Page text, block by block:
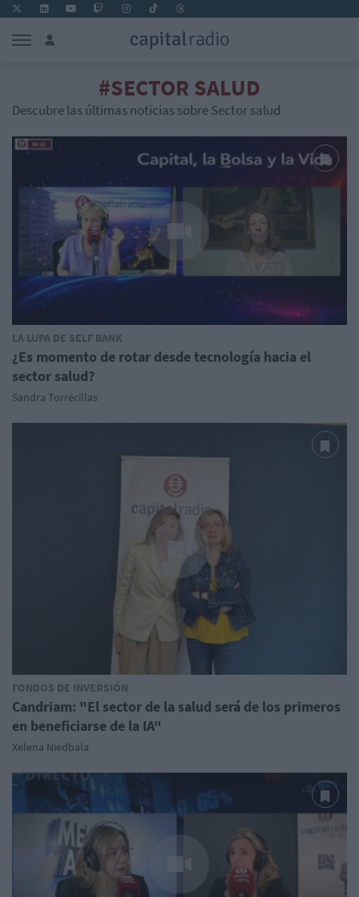
#SECTOR SALUD
Descubre las últimas noticias sobre Sector salud
LA LUPA DE SELF BANK
¿Es momento de rotar desde tecnología hacia el
sector salud?
Sandra Torrecillas
FONDOS DE INVERSIÓN
Candriam: "El sector de la salud será de los primeros
en beneficiarse de la IA"
Xelena Niedbala